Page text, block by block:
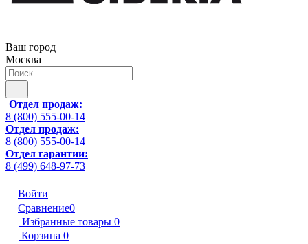
Ваш город
Москва
Отдел продаж:
8 (800) 555-00-14
Отдел продаж:
8 (800) 555-00-14
Отдел гарантии:
8 (499) 648-97-73
Войти
Сравнение0
Избранные товары 0
Корзина 0